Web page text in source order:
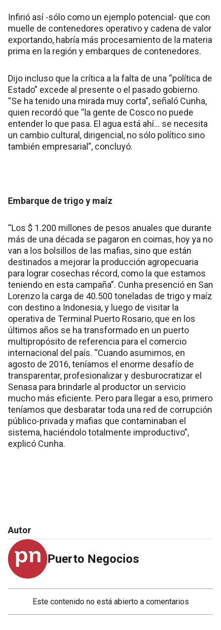
Infirió así -sólo como un ejemplo potencial- que con
muelle de contenedores operativo y cadena de valor
exportando, habría más procesamiento de la materia
prima en la región y embarques de contenedores.
Dijo incluso que la crítica a la falta de una “política de
Estado” excede al presente o el pasado gobierno.
“Se ha tenido una mirada muy corta”, señaló Cunha,
quien recordó que “la gente de Cosco no puede
entender lo que pasa. El agua está ahí… se necesita
un cambio cultural, dirigencial, no sólo político sino
también empresarial”, concluyó.
Embarque de trigo y maíz
“Los $ 1.200 millones de pesos anuales que durante
más de una década se pagaron en coimas, hoy ya no
van a los bolsillos de las mafias, sino que están
destinados a mejorar la producción agropecuaria
para lograr cosechas récord, como la que estamos
teniendo en esta campaña”. Cunha presenció en San
Lorenzo la carga de 40.500 toneladas de trigo y maíz
con destino a Indonesia, y luego de visitar la
operativa de Terminal Puerto Rosario, que en los
últimos años se ha transformado en un puerto
multipropósito de referencia para el comercio
internacional del país. “Cuando asumimos, en
agosto de 2016, teníamos el enorme desafío de
transparentar, profesionalizar y desburocratizar el
Senasa para brindarle al productor un servicio
mucho más eficiente. Pero para llegar a eso, primero
teníamos que desbaratar toda una red de corrupción
público-privada y mafias que contaminaban el
sistema, haciéndolo totalmente improductivo”,
explicó Cunha.
Autor
Puerto Negocios
Este contenido no está abierto a comentarios